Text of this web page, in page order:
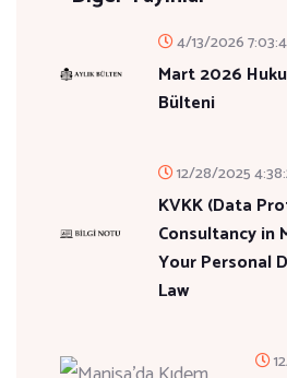
4/13/2026
Mart 2026
Bülteni
12/28/2025
KVKK (Data
Consultancy in
Your Personal
Law